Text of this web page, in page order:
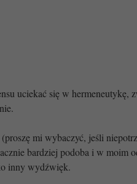
uciekać się w hermeneutykę,
mi wybaczyć, jeśli
bardziej podoba i w moim
inny wydźwięk.